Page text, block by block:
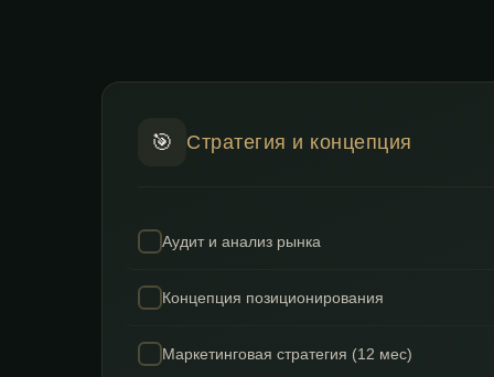
🎯 Стратегия и концепция
Аудит и анализ рынка
Концепция позиционирования
Маркетинговая стратегия (12 мес)